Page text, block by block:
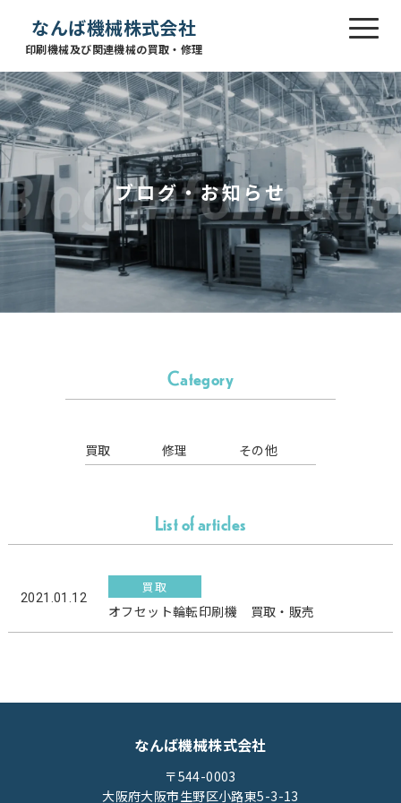
なんば機械株式会社
印刷機械及び関連機械の買取・修理
ブログ・お知らせ
Category
買取 修理 その他
List of articles
2021.01.12
買取
オフセット輪転印刷機 買取・販売
なんば機械株式会社
〒544-0003
大阪府大阪市生野区小路東5-3-13